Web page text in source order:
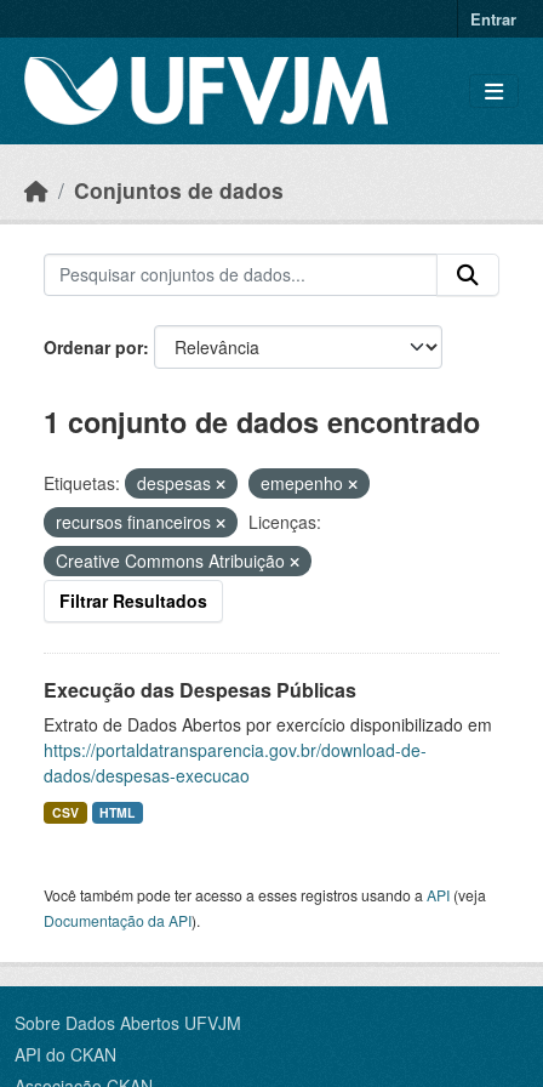
Entrar
Conjuntos de dados
Ordenar por
1 conjunto de dados encontrado
Etiquetas: despesas
emepenho
recursos financeiros
Licenças:
Creative Commons Atribuição
Filtrar Resultados
Execução das Despesas Públicas
Extrato de Dados Abertos por exercício disponibilizado em
https://portaldatransparencia.gov.br/download-de-
dados/despesas-execucao
CSV HTML
Você também pode ter acesso a esses registros usando a API (veja
Documentação da API).
Sobre Dados Abertos UFVJM
API do CKAN